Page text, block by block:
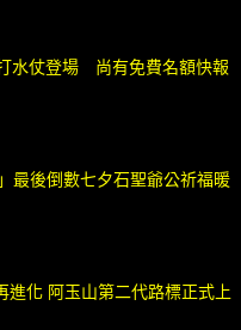
水仗登場 尚有免費名額快報
最後倒數七夕石聖爺公祈福暖
進化 阿玉山第二代路標正式上